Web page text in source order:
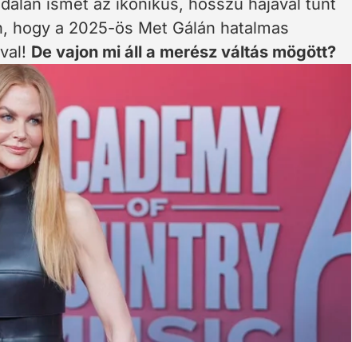
ismét az ikonikus, hosszú hajával tűnt
hogy a 2025-ös Met Gálán hatalmas
De vajon mi áll a merész váltás mögött?